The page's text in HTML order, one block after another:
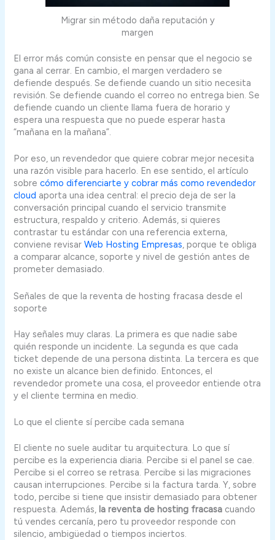
Migrar sin método daña reputación y
margen
El error más común consiste en pensar que el negocio se
gana al cerrar. En cambio, el margen verdadero se
defiende después. Se defiende cuando un sitio necesita
revisión. Se defiende cuando el correo no entrega bien. Se
defiende cuando un cliente llama fuera de horario y
espera una respuesta que no puede esperar hasta
“mañana en la mañana”.
Por eso, un revendedor que quiere cobrar mejor necesita
una razón visible para hacerlo. En ese sentido, el artículo
sobrecómo diferenciarte y cobrar más como revendedor
cloud aporta una idea central: el precio deja de ser la
conversación principal cuando el servicio transmite
estructura, respaldo y criterio. Además, si quieres
contrastar tu estándar con una referencia externa,
conviene revisarWeb Hosting Empresas, porque te obliga
a comparar alcance, soporte y nivel de gestión antes de
prometer demasiado.
Señales de que la reventa de hosting fracasa desde el
soporte
Hay señales muy claras. La primera es que nadie sabe
quién responde un incidente. La segunda es que cada
ticket depende de una persona distinta. La tercera es que
no existe un alcance bien definido. Entonces, el
revendedor promete una cosa, el proveedor entiende otra
y el cliente termina en medio.
Lo que el cliente sí percibe cada semana
El cliente no suele auditar tu arquitectura. Lo que sí
percibe es la experiencia diaria. Percibe si el panel se cae.
Percibe si el correo se retrasa. Percibe si las migraciones
causan interrupciones. Percibe si la factura tarda. Y, sobre
todo, percibe si tiene que insistir demasiado para obtener
respuesta. Además, la reventa de hosting fracasa cuando
tú vendes cercanía, pero tu proveedor responde con
silencio, ambigüedad o tiempos inciertos.